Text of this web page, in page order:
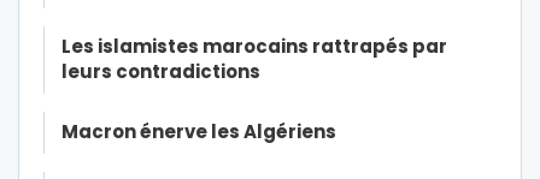
Les islamistes marocains rattrapés par
leurs contradictions
Macron énerve les Algériens